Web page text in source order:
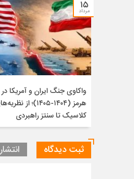
۱۵
مرداد
واکاوی جنگ ایران و آمریکا در
هرمز (۱۴۰۴-۱۴۰۵)؛ از
کلاسیک تا سنتز راهبردی
ثبت دیدگاه